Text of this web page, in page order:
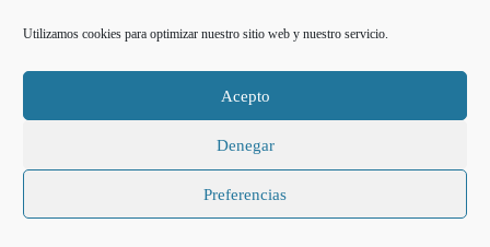
Utilizamos cookies para optimizar nuestro sitio web y nuestro servicio.
Acepto
Denegar
Preferencias